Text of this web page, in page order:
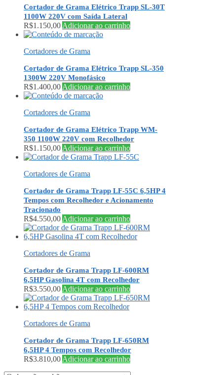
Cortador de Grama Elétrico Trapp SL-30T
1100W 220V com Saída Lateral
R$1.150,00Adicionar ao carrinho
Cortadores de Grama
Cortador de Grama Elétrico Trapp SL-350
1300W 220V Monofásico
R$1.400,00Adicionar ao carrinho
Cortadores de Grama
Cortador de Grama Elétrico Trapp WM-
350 1100W 220V com Recolhedor
R$1.150,00Adicionar ao carrinho
Cortadores de Grama
Cortador de Grama Trapp LF-55C 6,5HP 4
Tempos com Recolhedor e Acionamento
Tracionado
R$4.550,00Adicionar ao carrinho
Cortadores de Grama
Cortador de Grama Trapp LF-600RM
6,5HP Gasolina 4T com Recolhedor
R$3.550,00Adicionar ao carrinho
Cortadores de Grama
Cortador de Grama Trapp LF-650RM
6,5HP 4 Tempos com Recolhedor
R$3.810,00Adicionar ao carrinho